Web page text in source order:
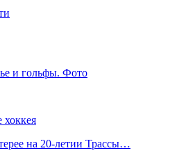
и гольфы. Фото
хоккея
на 20-летии Трассы…